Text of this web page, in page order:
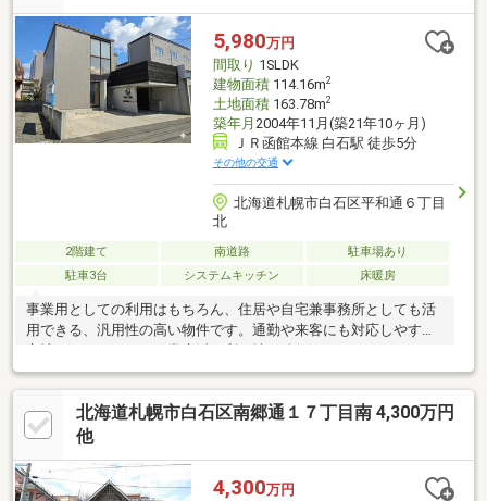
5,980万円
間取り 1SLDK
建物面積114.16m2
土地面積163.78m2
築年月 2004年11月(築21年10ヶ月)
ＪＲ函館本線 白石駅 徒歩5分
その他の交通
北海道札幌市白石区平和通６丁目
北
2階建て 南道路
駐車場あり
駐車3台
システムキッチン 床暖房
事業用としての利用はもちろん、住居や自宅兼事務所としても活
用できる、汎用性の高い物件です。通勤や来客にも対応しやすい
立地でありながら、日常生活の利便性も確保されているため、
「働く場所」と「暮らす場所」を無理なく両立できます。ライフ
スタイルや事業内容の変化に応じて用途を切り替えられる点も魅
力のひとつ。将来的には居住用・事業用いずれとしても検討で
き、長期的な視点で資産としても価値を見込める一棟です。
北海道札幌市白石区南郷通１７丁目南 4,300万円
他
4,300万円